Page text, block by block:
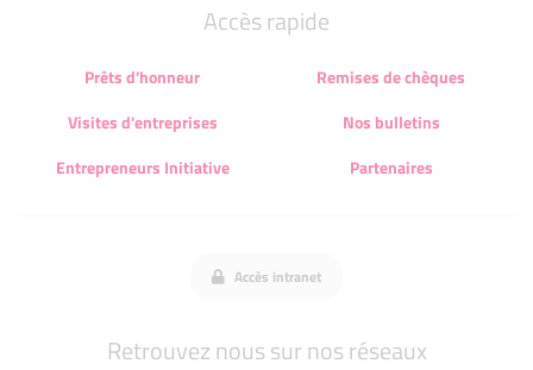
Accès rapide
Prêts d'honneur
Remises de chèques
Visites d'entreprises
Nos bulletins
Entrepreneurs Initiative
Partenaires
Accès intranet
Retrouvez nous sur nos réseaux